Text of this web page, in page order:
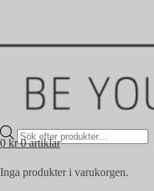
Products
search
0 kr 0 artiklar
Inga produkter i varukorgen.